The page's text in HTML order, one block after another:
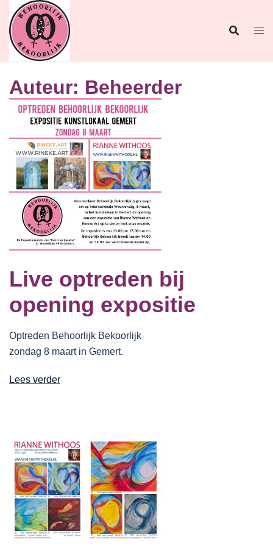
naar
inhoud
Auteur: Beheerder
Live optreden bij
opening expositie
Optreden Behoorlijk Bekoorlijk
zondag 8 maart in Gemert.
Lees verder